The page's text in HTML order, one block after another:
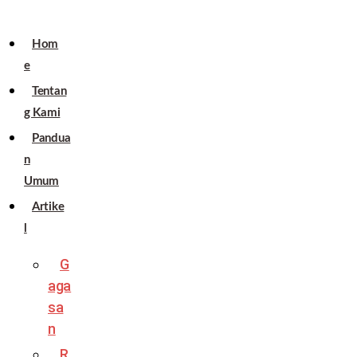
Hom
e
Tentan
g Kami
Pandua
n
Umum
Artike
G
aga
sa
n